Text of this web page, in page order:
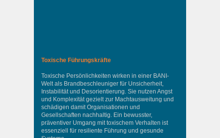
Toxische Führungskräfte
Toxische Persönlichkeiten wirken in einer BANI-
Welt als Brandbeschleuniger für Unsicherheit,
Instabilität und Desorientierung. Sie nutzen Angst
und Komplexität gezielt zur Machtausweitung und
schädigen damit Organisationen und
Gesellschaften nachhaltig. Ein bewusster,
präventiver Umgang mit toxischem Verhalten ist
essenziell für resiliente Führung und gesunde